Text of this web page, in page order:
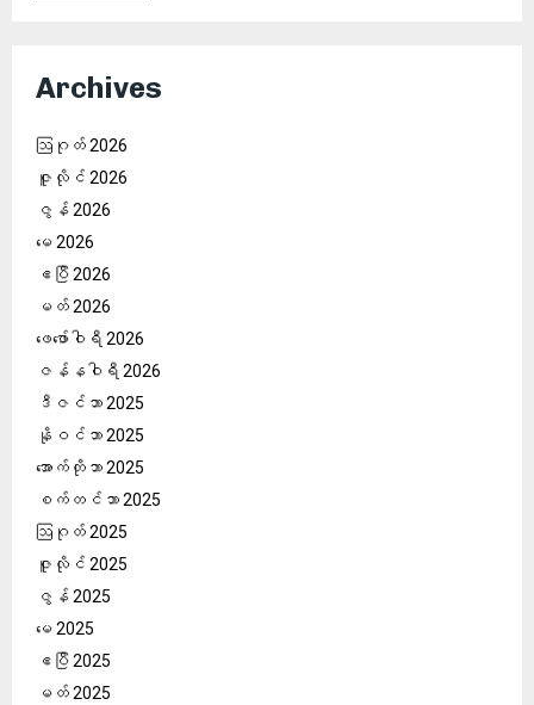
Archives
ဩဂုတ် 2026
ဇူလိုင် 2026
ဇွန် 2026
မေ 2026
ဧပြီ 2026
မတ် 2026
ဖေ‌ဖော်ဝါရီ 2026
ဇန်နဝါရီ 2026
ဒီဇင်ဘာ 2025
နိုဝင်ဘာ 2025
အောက်တိုဘာ 2025
စက်တင်ဘာ 2025
ဩဂုတ် 2025
ဇူလိုင် 2025
ဇွန် 2025
မေ 2025
ဧပြီ 2025
မတ် 2025